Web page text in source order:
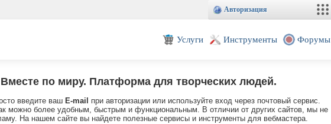
Авторизация
Услуги Инструменты Форумы
по миру. Платформа для творческих людей.
введите ваш E-mail
при авторизации или используйте вход через почтовый сервис.
можно более удобным, быстрым и функциональным. В отличии от других сайтов, мы не
На нашем сайте вы найдете полезные сервисы и инструменты для вебмастера.